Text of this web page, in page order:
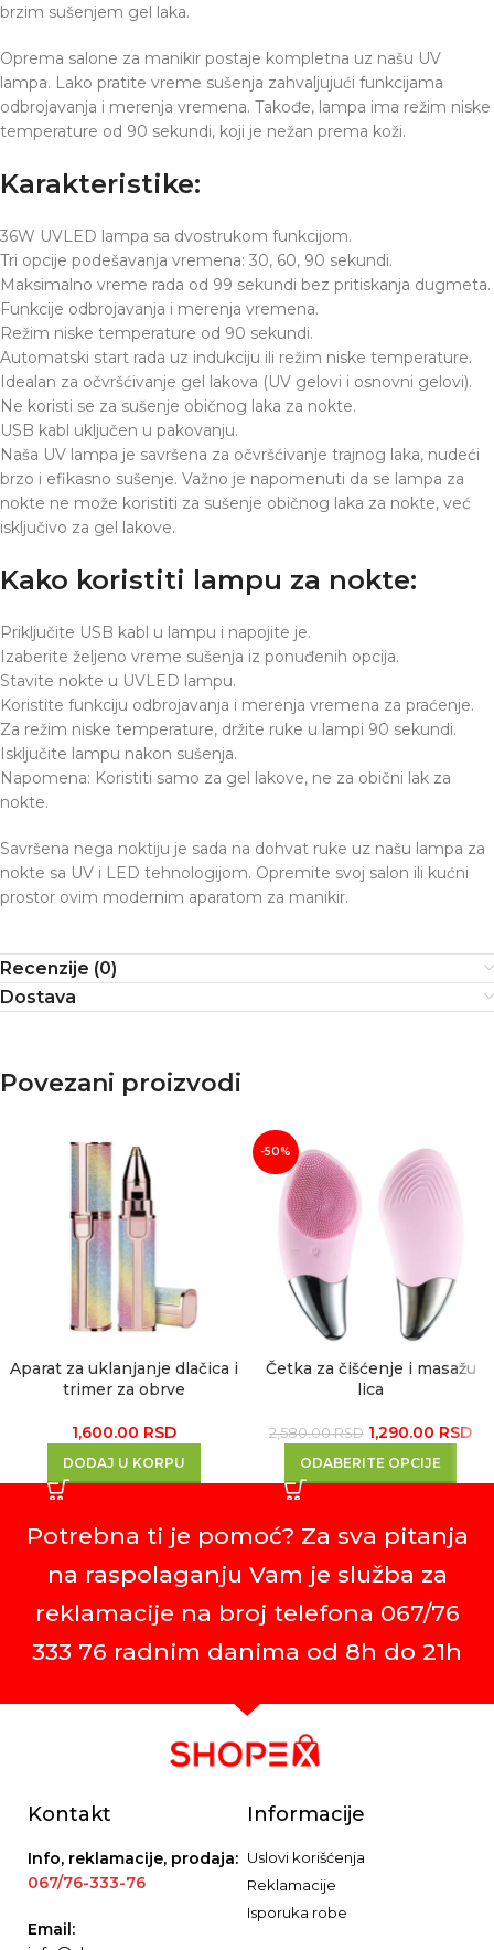
brzim sušenjem gel laka.
Oprema salone za manikir postaje kompletna uz našu UV
lampa. Lako pratite vreme sušenja zahvaljujući funkcijama
odbrojavanja i merenja vremena. Takođe, lampa ima režim niske
temperature od 90 sekundi, koji je nežan prema koži.
Karakteristike:
36W UVLED lampa sa dvostrukom funkcijom.
Tri opcije podešavanja vremena: 30, 60, 90 sekundi.
Maksimalno vreme rada od 99 sekundi bez pritiskanja dugmeta.
Funkcije odbrojavanja i merenja vremena.
Režim niske temperature od 90 sekundi.
Automatski start rada uz indukciju ili režim niske temperature.
Idealan za očvršćivanje gel lakova (UV gelovi i osnovni gelovi).
Ne koristi se za sušenje običnog laka za nokte.
USB kabl uključen u pakovanju.
Naša UV lampa je savršena za očvršćivanje trajnog laka, nudeći
brzo i efikasno sušenje. Važno je napomenuti da se lampa za
nokte ne može koristiti za sušenje običnog laka za nokte, već
isključivo za gel lakove.
Kako koristiti lampu za nokte:
Priključite USB kabl u lampu i napojite je.
Izaberite željeno vreme sušenja iz ponuđenih opcija.
Stavite nokte u UVLED lampu.
Koristite funkciju odbrojavanja i merenja vremena za praćenje.
Za režim niske temperature, držite ruke u lampi 90 sekundi.
Isključite lampu nakon sušenja.
Napomena: Koristiti samo za gel lakove, ne za obični lak za
nokte.
Savršena nega noktiju je sada na dohvat ruke uz našu lampa za
nokte sa UV i LED tehnologijom. Opremite svoj salon ili kućni
prostor ovim modernim aparatom za manikir.
Recenzije (0)
Dostava
Povezani proizvodi
Aparat za uklanjanje dlačica i
trimer za obrve
1,600.00 RSD
DODAJ U KORPU
-50%
Četka za čišćenje i masažu
lica
2,580.00RSD 1,290.00 RSD
ODABERITE OPCIJE
Potrebna ti je pomoć? Za sva pitanja
na raspolaganju Vam je služba za
reklamacije na broj telefona 067/76
333 76 radnim danima od 8h do 21h
Kontakt
Info, reklamacije, prodaja:
067/76-333-76
Email:
Informacije
Uslovi korišćenja
Reklamacije
Isporuka robe